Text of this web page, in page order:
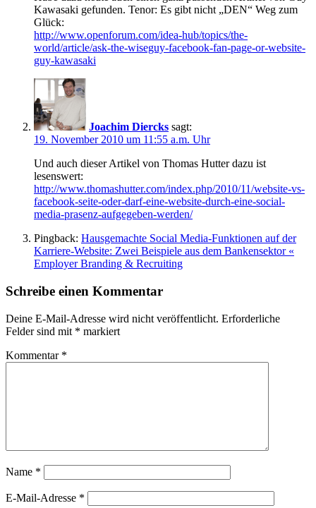
Kawasaki gefunden. Tenor: Es gibt nicht „DEN“ Weg zum
Glück:
http://www.openforum.com/idea-hub/topics/the-
world/article/ask-the-wiseguy-facebook-fan-page-or-website-
guy-kawasaki
Joachim Diercks sagt:
19. November 2010 um 11:55 a.m. Uhr
Und auch dieser Artikel von Thomas Hutter dazu ist
lesenswert:
http://www.thomashutter.com/index.php/2010/11/website-vs-
facebook-seite-oder-darf-eine-website-durch-eine-social-
media-prasenz-aufgegeben-werden/
Pingback: Hausgemachte Social Media-Funktionen auf der
Karriere-Website: Zwei Beispiele aus dem Bankensektor «
Employer Branding & Recruiting
Schreibe einen Kommentar
Deine E-Mail-Adresse wird nicht veröffentlicht. Erforderliche
Felder sind mit * markiert
Kommentar *
Name *
E-Mail-Adresse *